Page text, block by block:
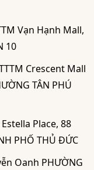
Vạn Hạnh Mall,
10
Crescent Mall
TÂN PHÚ
Place, 88
PHỐ THỦ ĐỨC
Oanh PHƯỜNG